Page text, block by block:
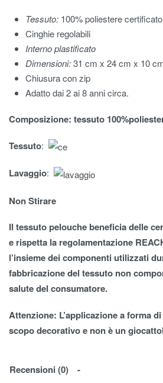
Tessuto: 100% poliestere
Cinghie regolabili
Interno plastificato
Dimensioni:31 cm x 24 cm x 10
Chiusura con zip
Adatto dai 2 ai 8 anni circa.
Composizione: tessuto
Tessuto:
Lavaggio:
Non Stirare
Il tessuto pelouche beneficia delle
e rispetta la regolamentazione
l’insieme dei componenti utilizzati
fabbricazione del tessuto non
salute del consumatore.
Attenzione: L’applicazione a forma
scopo decorativo e non è un
Recensioni (0)